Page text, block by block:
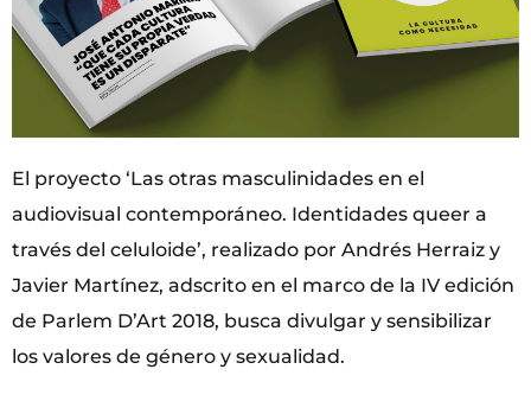
El proyecto ‘Las otras masculinidades en el
audiovisual contemporáneo. Identidades queer a
través del celuloide’, realizado por Andrés Herraiz y
Javier Martínez, adscrito en el marco de la IV edición
de Parlem D’Art 2018, busca divulgar y sensibilizar
los valores de género y sexualidad.